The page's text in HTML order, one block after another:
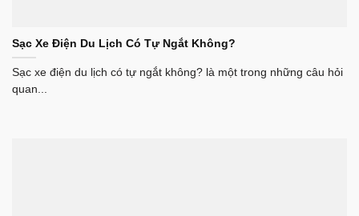
Sạc Xe Điện Du Lịch Có Tự Ngắt Không?
Sạc xe điện du lịch có tự ngắt không? là một trong những câu hỏi
quan...